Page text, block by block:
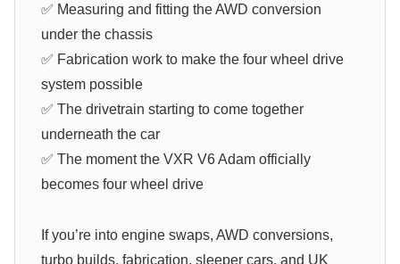
✅ Measuring and fitting the AWD conversion
under the chassis
✅ Fabrication work to make the four wheel drive
system possible
✅ The drivetrain starting to come together
underneath the car
✅ The moment the VXR V6 Adam officially
becomes four wheel drive
If you’re into engine swaps, AWD conversions,
turbo builds, fabrication, sleeper cars, and UK